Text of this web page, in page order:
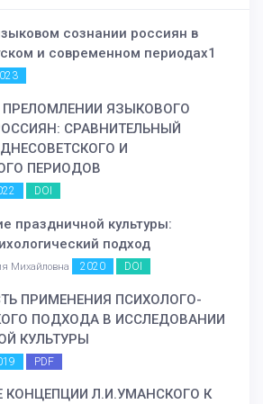
сознании россиян в
и современном периодах1
ЯЗЫКОВОГО
СРАВНИТЕЛЬНЫЙ
И
ПЕРИОДОВ
DOI
праздничной культуры:
подход
Михайловна 2020 DOI
ПРИМЕНЕНИЯ ПСИХОЛОГО-
ПОДХОДА В ИССЛЕДОВАНИИ
КУЛЬТУРЫ
PDF
КОНЦЕПЦИИ Л.И.УМАНСКОГО К